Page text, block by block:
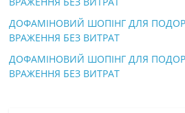
ДОФАМІНОВИЙ ШОПІНГ ДЛЯ
ВРАЖЕННЯ БЕЗ ВИТРАТ
ДОФАМІНОВИЙ ШОПІНГ ДЛЯ
ВРАЖЕННЯ БЕЗ ВИТРАТ